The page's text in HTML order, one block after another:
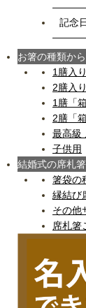
記念
お箸の種類か
1膳入り
2膳入り
1膳「
2膳「
最高級
子供用
結婚式の席札
箸袋の
縁結び
その他
席札箸